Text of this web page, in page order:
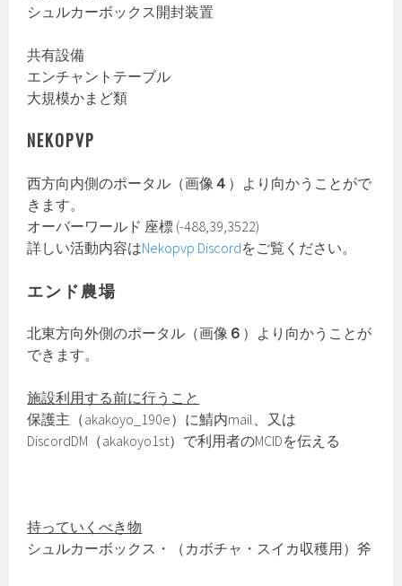
シュルカーボックス開封装置
共有設備
エンチャントテーブル
大規模かまど類
NEKOPVP
西方向内側のポータル（画像 ４ ）より向かうことがで
きます。
オーバーワールド 座標 (-488,39,3522)
詳しい活動内容はNekopvp Discordをご覧ください。
エンド農場
北東方向外側のポータル（画像 ６ ）より向かうことが
できます。
施設利用する前に行うこと
保護主（akakoyo_190e）に鯖内mail、又は
DiscordDM（akakoyo1st）で利用者のMCIDを伝える
持っていくべき物
シュルカーボックス・（カボチャ・スイカ収穫用）斧